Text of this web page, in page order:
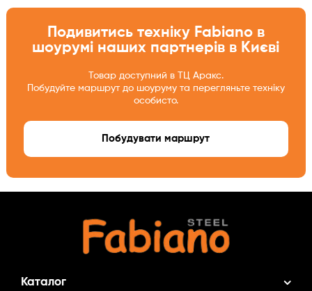
Подивитись техніку Fabiano в
шоурумі наших партнерів в Києві
Товар доступний в ТЦ Аракс.
Побудуйте маршрут до шоуруму та перегляньте техніку
особисто.
Побудувати маршрут
Каталог